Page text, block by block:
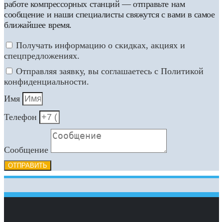
работе компрессорных станций — отправьте нам
сообщение и наши специалисты свяжутся с вами в самое
ближайшее время.
Получать информацию о скидках, акциях и
спецпредложениях.
Отправляя заявку, вы соглашаетесь с Политикой
конфиденциальности.
Имя
Телефон
Сообщение
ОТПРАВИТЬ